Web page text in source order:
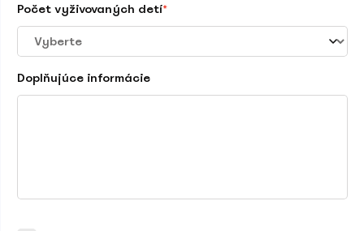
Počet vyživovaných detí*
Doplňujúce informácie